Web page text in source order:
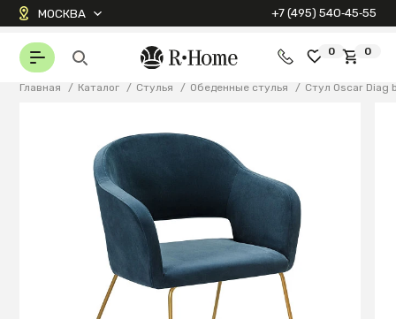
МОСКВА +7 (495) 540‑45‑55
0 0
Главная / Каталог / Стулья / Обеденные стулья / Стул Oscar Diag